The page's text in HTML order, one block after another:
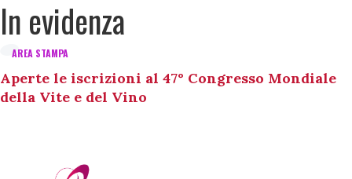
In evidenza
AREA STAMPA
Aperte le iscrizioni al 47° Congresso Mondiale
della Vite e del Vino